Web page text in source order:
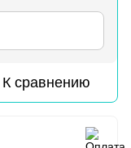
К сравнению